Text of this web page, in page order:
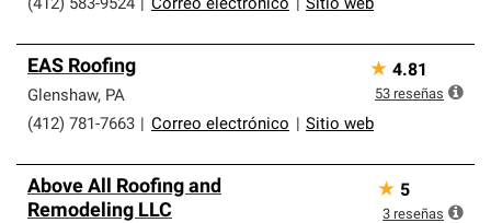
(412) 583-9524 Correo electrónico Sitio web
EAS Roofing
Glenshaw, PA
(412) 781-7663
Correo electrónico Sitio web
★ 4.81
53 reseñas
Above All Roofing and
Remodeling LLC
★ 5
3 reseñas